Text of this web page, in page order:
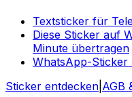
Textsticker für
Diese Sticker auf
Minute übertragen
WhatsApp-Sticker
Sticker entdecken AGB